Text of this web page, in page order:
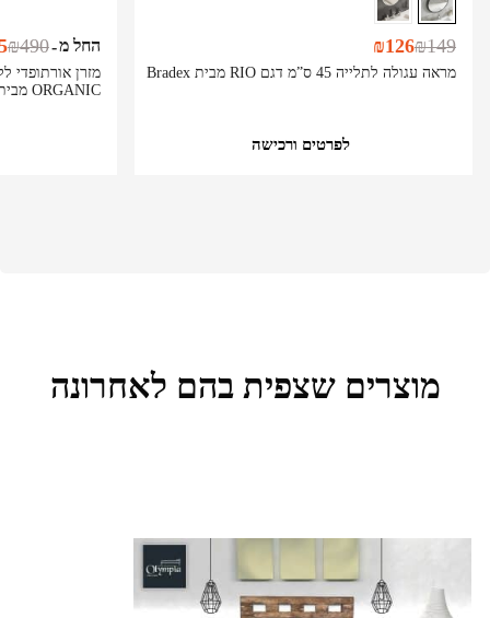
מראה עגולה לתלייה 45 ס”מ דגם RIO מבית Bradex
₪149
₪126
לפרטים ורכישה
ORGANIC מבית BRADEX
החל מ-
₪490
מוצרים שצפית בהם לאחרונה